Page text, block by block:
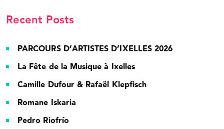
Recent Posts
PARCOURS D’ARTISTES D’IXELLES 2026
La Fête de la Musique à Ixelles
Camille Dufour & Rafaël Klepfisch
Romane Iskaria
Pedro Riofrío